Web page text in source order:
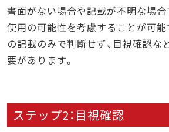
書面がない場合や記載が不明な場合
使用の可能性を考慮することが可能
の記載のみで判断せず、目視確認な
要があります。
ステップ2：目視確認